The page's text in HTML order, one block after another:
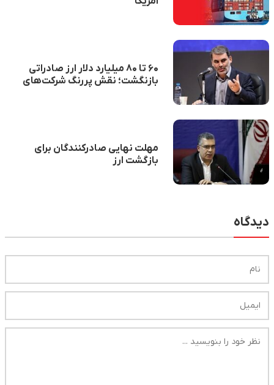
۶۰ تا ۸۰ میلیارد دلار ارز صادراتی
بازنگشت؛ نقش پررنگ شرکت‌های
مهلت نهایی صادرکنندگان برای
بازگشت ارز
دیدگاه